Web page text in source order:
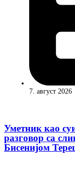
7. август 2026
Уметник као
разговор са
Бисенијом